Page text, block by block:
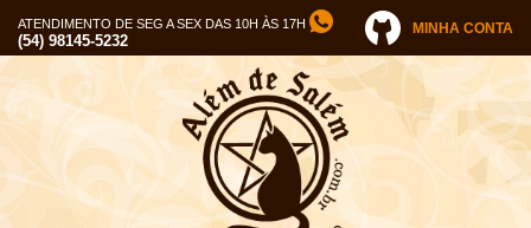
ATENDIMENTO DE SEG A SEX DAS 10H ÀS 17H
(54) 98145-5232
MINHA CONTA